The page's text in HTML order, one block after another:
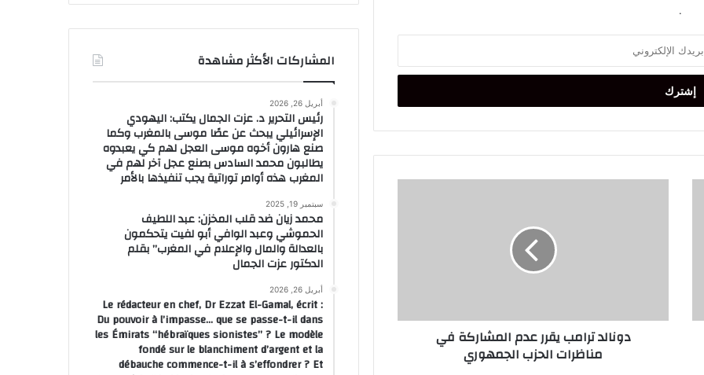
.
الجمهوري
دونالد ترامب يقرر عدم المشاركة في
مناظرات الحزب الجمهوري
المشاركات الأكثر مشاهدة
أبريل 26, 2026
رئيس التحرير د. عزت الجمال يكتب: اليهودي
الإسرائيلي يبحث عن عصًا موسى بالمغرب وكما
صنع هارون أخوه موسى العجل لهم كي يعبدوه
يطالبون محمد السادس بصنع عجل آخر لهم في
المغرب هذه أوامر توراتية يجب تنفيذها بالأمر
سبتمبر 19, 2025
محمد زيان ضد قلب المخزن: عبد اللطيف
الحموشي وعبد الوافي أبو لفيت يتحكمون
بالعدالة والمال والإعلام في المغرب” بقلم
الدكتور عزت الجمال
أبريل 26, 2026
Le rédacteur en chef, Dr Ezzat El-Gamal, écrit :
Du pouvoir à l’impasse… que se passe-t-il dans
les Émirats “hébraïques sionistes” ? Le modèle
fondé sur le blanchiment d’argent et la
débauche commence-t-il à s’effondrer ? Et